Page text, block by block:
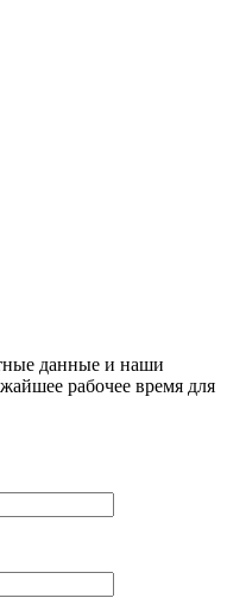
данные и наши
рабочее время для